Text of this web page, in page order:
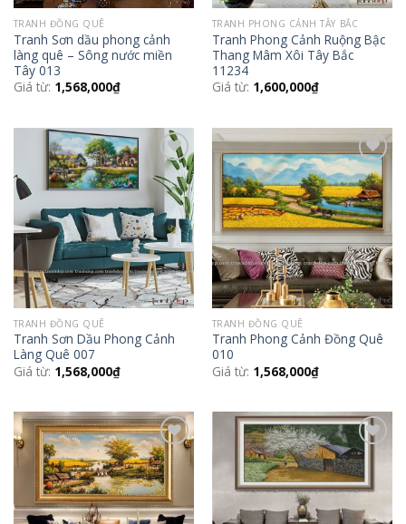
TRANH ĐỒNG QUÊ
Tranh Sơn dầu phong cảnh
làng quê – Sông nước miền
Tây 013
Giá từ: 1,568,000₫
TRANH PHONG CẢNH TÂY BẮC
Tranh Phong Cảnh Ruộng Bậc
Thang Mâm Xôi Tây Bắc
11234
Giá từ: 1,600,000₫
Add to
Wishlist
TRANH ĐỒNG QUÊ
Tranh Sơn Dầu Phong Cảnh
Làng Quê 007
Giá từ: 1,568,000₫
Add to
Wishlist
TRANH ĐỒNG QUÊ
Tranh Phong Cảnh Đồng Quê
010
Giá từ: 1,568,000₫
Add to
Wishlist
Add to
Wishlist